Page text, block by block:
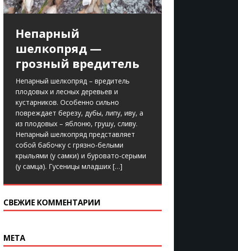
Непарный
шелкопряд —
грозный вредитель
Непарный шелкопряд – вредитель
плодовых и лесных деревьев и
кустарников. Особенно сильно
повреждает березу, дубы, липу, иву, а
из плодовых – яблоню, грушу, сливу.
Непарный шелкопряд представляет
собой бабочку с грязно-белыми
крыльями (у самки) и буровато-серыми
(у самца). Гусеницы младших […]
СВЕЖИЕ КОММЕНТАРИИ
МЕТА